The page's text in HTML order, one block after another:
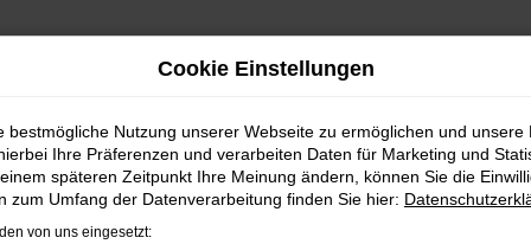
| LIEFERSERVICE
MOBIL IN MAGDEBURG
die beste Wahl, die Sie treffen können. Die
Cookie Einstellungen
bestmögliche Nutzung unserer Webseite zu ermöglichen und unsere
Ihre Präferenzen und verarbeiten Daten für Marketing und
späteren Zeitpunkt Ihre Meinung ändern, können Sie die
zum Umfang der Datenverarbeitung finden Sie hier:
von uns eingesetzt: